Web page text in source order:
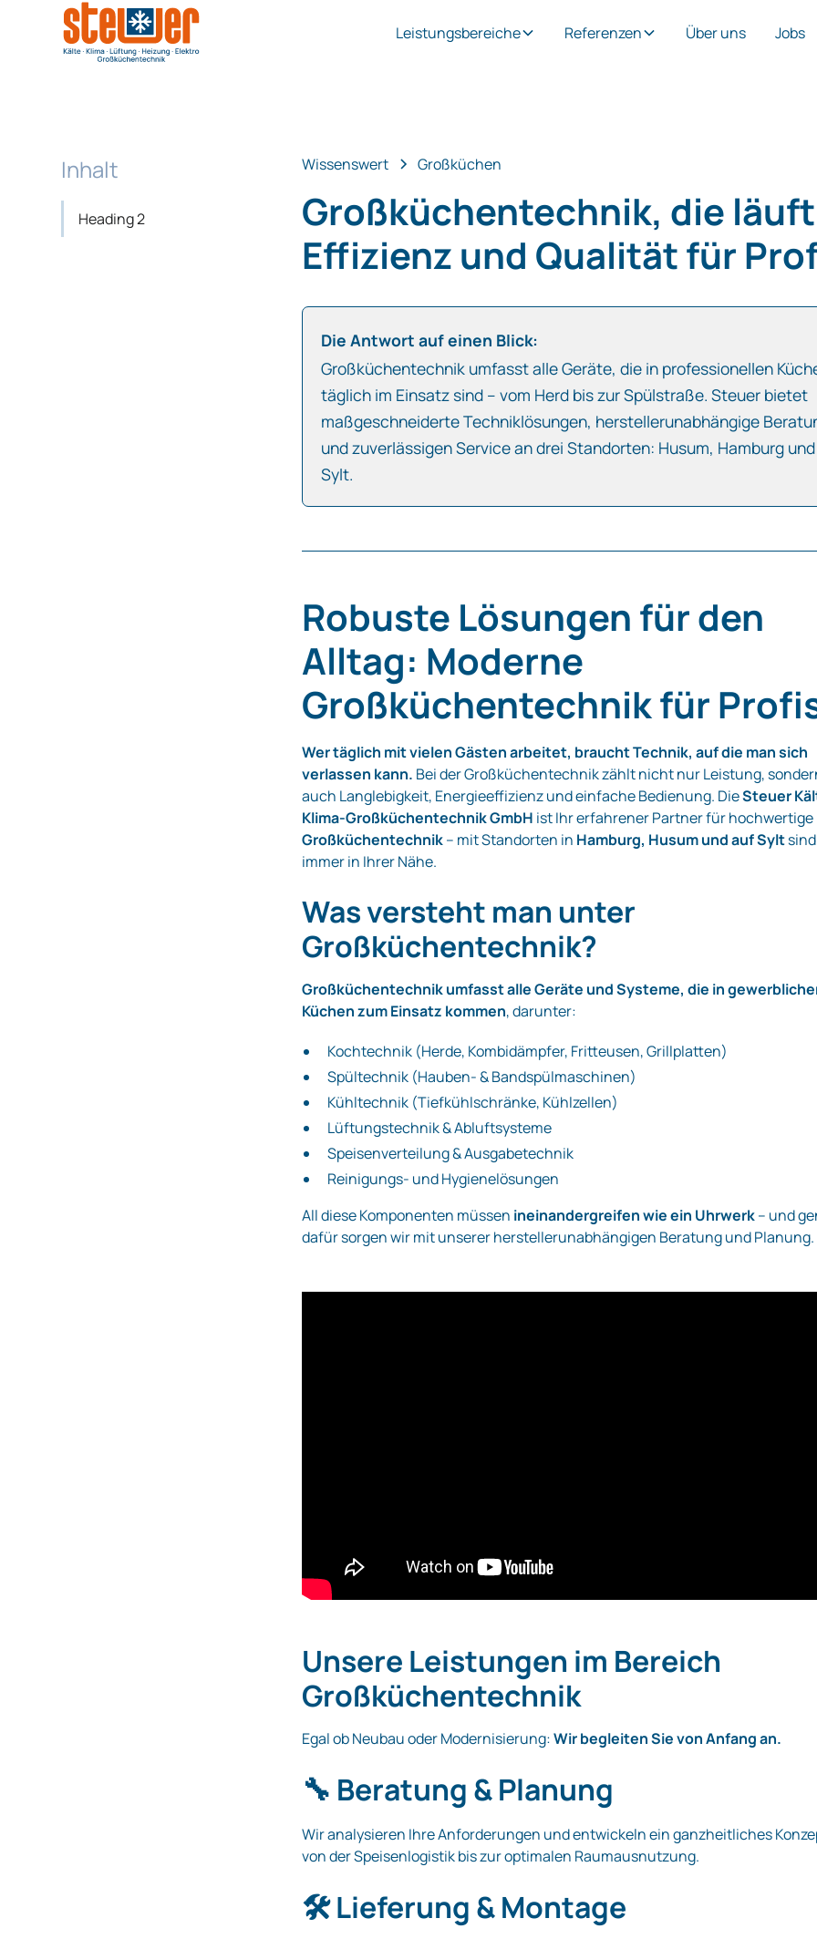
Leistungsbereiche Referenzen Über uns Jobs
Inhalt
Heading 2
Wissenswert Großküchen
Großküchentechnik, die
Effizienz und Qualität für
Die Antwort auf einen Blick:
Großküchentechnik umfasst alle Geräte, die in professionellen
täglich im Einsatz sind – vom Herd bis zur Spülstraße. Steuer bietet
maßgeschneiderte Techniklösungen, herstellerunabhängige
und zuverlässigen Service an drei Standorten: Husum, Hamburg und
Sylt.
Robuste Lösungen für den
Alltag: Moderne
Großküchentechnik für
Wer täglich mit vielen Gästen arbeitet, braucht Technik, auf die man sich
verlassen kann. Bei der Großküchentechnik zählt nicht nur Leistung,
auch Langlebigkeit, Energieeffizienz und einfache Bedienung. DieSteuer
Klima-Großküchentechnik GmbH ist Ihr erfahrener Partner für hochwertige
Großküchentechnik– mit Standorten in Hamburg, Husum und auf Sylt
immer in Ihrer Nähe.
Was versteht man unter
Großküchentechnik?
Großküchentechnik umfasst alle Geräte und Systeme, die in
Küchen zum Einsatz kommen, darunter:
Kochtechnik (Herde, Kombidämpfer, Fritteusen, Grillplatten)
Spültechnik (Hauben- & Bandspülmaschinen)
Kühltechnik (Tiefkühlschränke, Kühlzellen)
Lüftungstechnik & Abluftsysteme
Speisenverteilung & Ausgabetechnik
Reinigungs- und Hygienelösungen
All diese Komponenten müssen ineinandergreifen wie ein Uhrwerk– und
dafür sorgen wir mit unserer herstellerunabhängigen Beratung und Planung.
Unsere Leistungen im Bereich
Großküchentechnik
Egal ob Neubau oder Modernisierung:Wir begleiten Sie von Anfang an.
🔧 Beratung & Planung
Wir analysieren Ihre Anforderungen und entwickeln ein ganzheitliches
von der Speisenlogistik bis zur optimalen Raumausnutzung.
🛠️Lieferung & Montage